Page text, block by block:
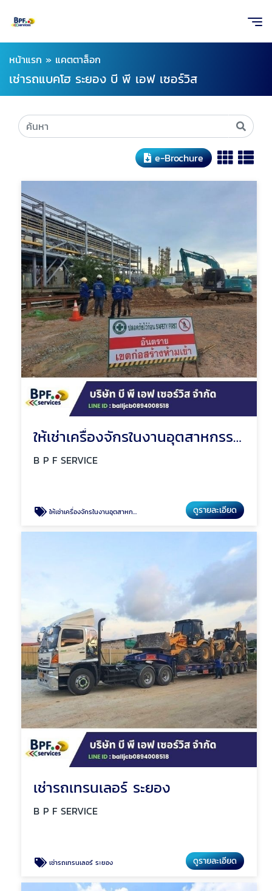
หน้าแรก » แคตตาล็อก
เช่ารถแบคโฮ ระยอง บี พี เอฟ เซอร์วิส
e-Brochure
ให้เช่าเครื่องจักรในงานอุตสาหกรรม งานก่อสร้าง
B P F SERVICE
ให้เช่าเครื่องจักรในงานอุตสาหกรรม งานก่อสร้าง ดูรายละเอียด
เช่ารถเทรนเลอร์ ระยอง
B P F SERVICE
เช่ารถเทรนเลอร์ ระยอง ดูรายละเอียด